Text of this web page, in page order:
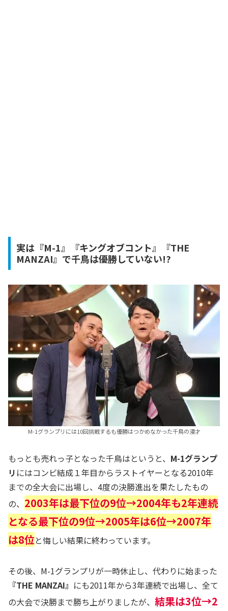
実は『M-1』『キングオブコント』『THE
MANZAI』で千鳥は優勝していない!?
M-1グランプリには10回挑戦するも優勝はつかめなかった千鳥の漫才
もっとも売れっ子となった千鳥はというと、 M-1グランプ
リ にはコンビ結成１年目からラストイヤーとなる2010年
までの全大会に出場し、4度の決勝進出を果たしたもの
の、 2003年は最下位の9位→2004年も2年連続
となる最下位の9位→2005年は6位→2007年
は8位と悔しい結果に終わっています。
その後、M-1グランプリが一時休止し、代わりに始まった
『THE MANZAI』 にも2011年から3年連続で出場し、全て
の大会で決勝まで勝ち上がりましたが、 結果は3位→2